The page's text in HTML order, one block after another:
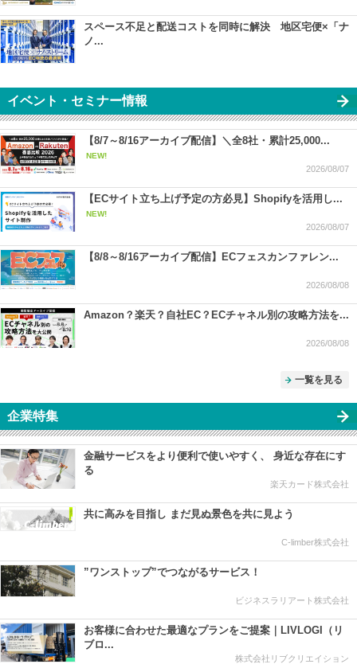
スペース不足と配送コストを同時に解決 地区宅便×「ナ
ノ...
イベント・セミナー情報
【8/7～8/16アーカイブ配信】＼全8社・累計25,000...
NEW!
2026/08/07
【ECサイト立ち上げ予定の方必見】Shopifyを活用し...
NEW!
2026/08/07
【8/8～8/16アーカイブ配信】ECフェスカンファレン...
2026/08/08
Amazon？楽天？自社EC？ECチャネル別の攻略方法を...
2026/08/08
一覧を見る
企業特集
金融サービスをより便利で使いやすく、 身近な存在にす
る
楽天カード株式会社
共に高みを目指し まだ見ぬ景色を共に見よう
C-limber株式会社
”ワンストップ”でつながるサービス！
ビジネスラリアート株式会社
お客様に合わせた最適なプランをご提案｜LIVLOGI（リ
ブロ...
株式会社リブクリエイション